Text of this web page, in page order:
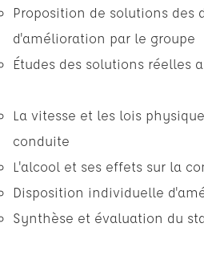
Proposition de solutions des
d'amélioration par le groupe
Études des solutions réelles
La vitesse et les lois
conduite
L'alcool et ses effets sur la
Disposition individuelle
Synthèse et évaluation du